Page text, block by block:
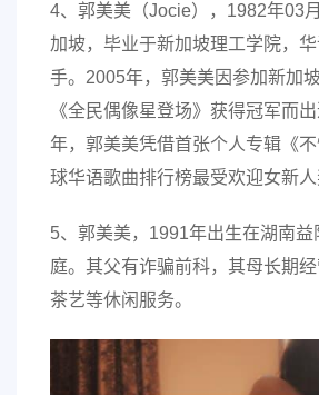
4、郭美美（Jocie），1982年03
加坡，毕业于新加坡理工学院，
手。2005年，郭美美因参加新加
《全民偶像星登场》获得冠军而
年，郭美美凭借首张个人专辑《
球华语歌曲排行榜最受欢迎女新人
5、郭美美，1991年出生在湖南益
庭。其父有诈骗前科，其母长期经
茶艺等休闲服务。